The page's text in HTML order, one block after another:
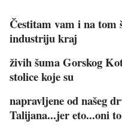
Čestitam vam i na tom
industriju kraj
živih šuma Gorskog
stolice koje su
napravljene od našeg
Talijana...jer eto...oni